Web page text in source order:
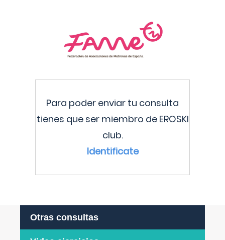
Para poder enviar tu consulta
tienes que ser miembro de EROSKI
club.
Identificate
Otras consultas